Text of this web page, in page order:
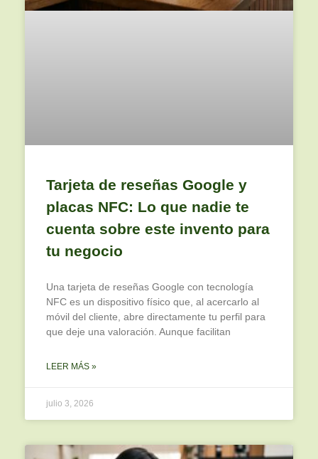
Tarjeta de reseñas Google y
placas NFC: Lo que nadie te
cuenta sobre este invento para
tu negocio
Una tarjeta de reseñas Google con tecnología
NFC es un dispositivo físico que, al acercarlo al
móvil del cliente, abre directamente tu perfil para
que deje una valoración. Aunque facilitan
LEER MÁS »
julio 3, 2026